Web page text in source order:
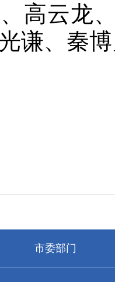
高云龙
谦、秦
市委部门